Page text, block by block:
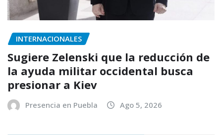
INTERNACIONALES
Sugiere Zelenski que la reducción de
la ayuda militar occidental busca
presionar a Kiev
Presencia en Puebla Ago 5, 2026